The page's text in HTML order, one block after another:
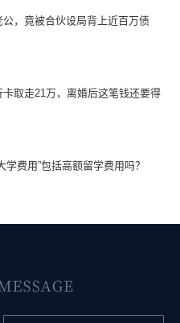
，竟被合伙设局背上近百万债
取走21万，离婚后这笔钱还要得
费用”包括高额留学费用吗？